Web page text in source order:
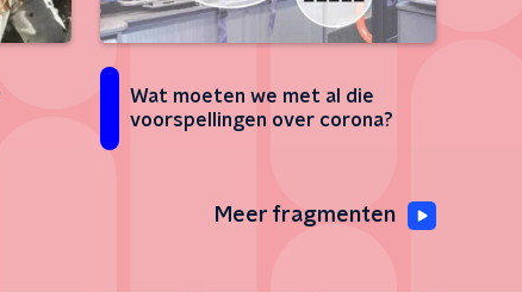
Wat moeten we met al die
voorspellingen over corona?
Meer fragmenten